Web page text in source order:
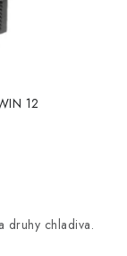
12
druhy chladiva.